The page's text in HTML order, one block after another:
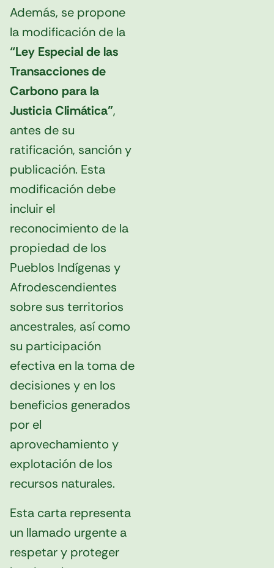
Además, se propone
la modificación de la
“Ley Especial de las
Transacciones de
Carbono para la
Justicia Climática”,
antes de su
ratificación, sanción y
publicación. Esta
modificación debe
incluir el
reconocimiento de la
propiedad de los
Pueblos Indígenas y
Afrodescendientes
sobre sus territorios
ancestrales, así como
su participación
efectiva en la toma de
decisiones y en los
beneficios generados
por el
aprovechamiento y
explotación de los
recursos naturales.
Esta carta representa
un llamado urgente a
respetar y proteger